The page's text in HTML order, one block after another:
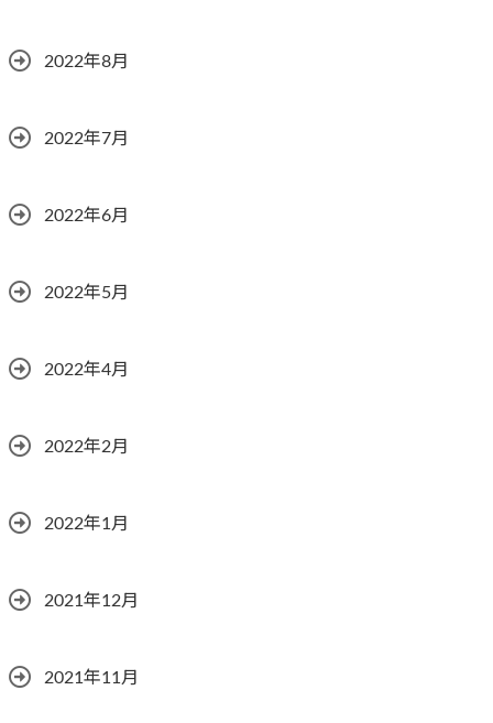
2022年8月
2022年7月
2022年6月
2022年5月
2022年4月
2022年2月
2022年1月
2021年12月
2021年11月